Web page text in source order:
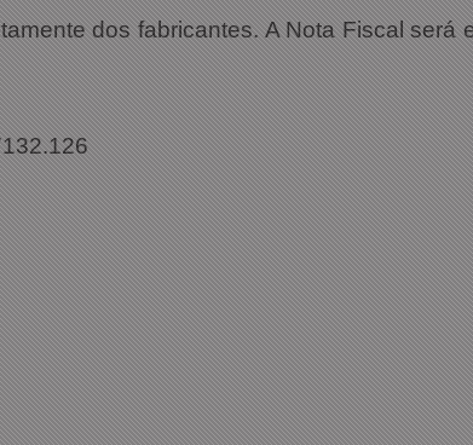
dos fabricantes. A Nota Fiscal será
7132.126